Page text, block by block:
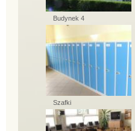
Budynek 4
Szafki